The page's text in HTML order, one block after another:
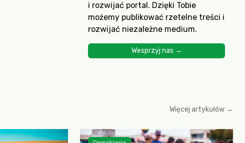
i rozwijać portal. Dzięki Tobie
możemy publikować rzetelne treści i
rozwijać niezależne medium.
Wesprzyj nas →
Więcej artykułów →